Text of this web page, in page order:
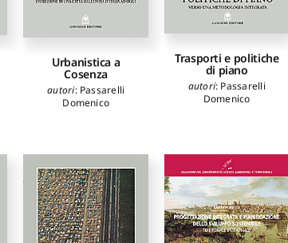
Urbanistica a
Cosenza
autori: Passarelli
Domenico
Trasporti e politiche
di piano
autori: Passarelli
Domenico